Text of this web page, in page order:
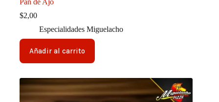
Pan de Ajo
$2,00
Especialidades Miguelacho
Añadir al carrito